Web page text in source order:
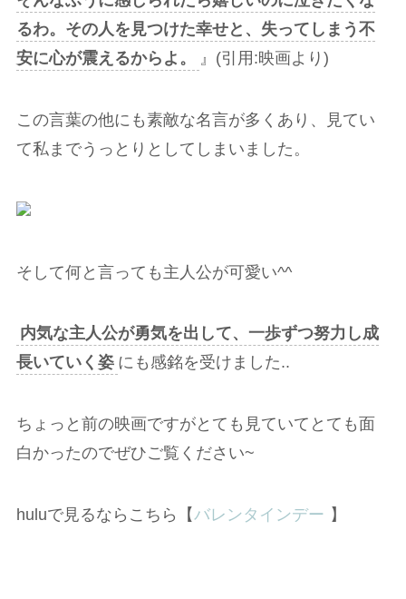
るわ。その人を見つけた幸せと、失ってしまう不
安に心が震えるからよ。
』(引用:映画より)
この言葉の他にも素敵な名言が多くあり、見てい
て私までうっとりとしてしまいました。
そして何と言っても主人公が可愛い^^
内気な主人公が勇気を出して、一歩ずつ努力し成
長いていく姿 にも感銘を受けました..
ちょっと前の映画ですがとても見ていてとても面
白かったのでぜひご覧ください~
huluで見るならこちら【バレンタインデー 】